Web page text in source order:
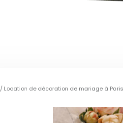
/ Location de décoration de mariage à Paris